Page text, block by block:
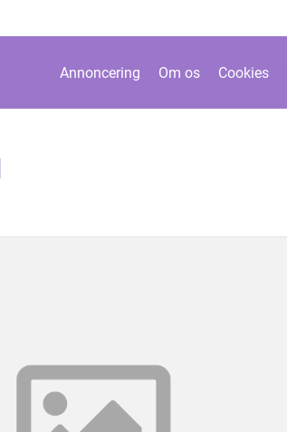
Annoncering Om os Cookies